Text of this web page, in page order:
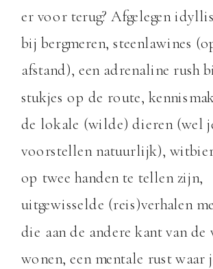
er voor terug? Afgelegen
bij bergmeren, steenlawines
afstand), een adrenaline rush
stukjes op de route,
de lokale (wilde) dieren (wel
voorstellen natuurlijk),
op twee handen te tellen zijn,
uitgewisselde (reis)verhalen
die aan de andere kant van de
wonen, een mentale rust waar